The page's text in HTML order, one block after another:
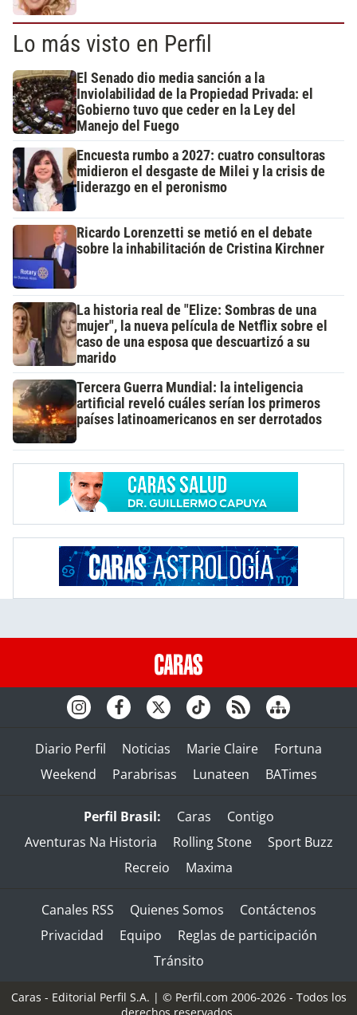
Lo más visto en Perfil
El Senado dio media sanción a la
Inviolabilidad de la Propiedad Privada: el
Gobierno tuvo que ceder en la Ley del
Manejo del Fuego
Encuesta rumbo a 2027: cuatro consultoras
midieron el desgaste de Milei y la crisis de
liderazgo en el peronismo
Ricardo Lorenzetti se metió en el debate
sobre la inhabilitación de Cristina Kirchner
La historia real de "Elize: Sombras de una
mujer", la nueva película de Netflix sobre el
caso de una esposa que descuartizó a su
marido
Tercera Guerra Mundial: la inteligencia
artificial reveló cuáles serían los primeros
países latinoamericanos en ser derrotados
Diario Perfil Noticias Marie Claire
Fortuna
Weekend
Parabrisas Lunateen BATimes
Perfil Brasil: Caras
Contigo
Aventuras Na Historia
Rolling Stone
Sport Buzz
Recreio
Maxima
Canales RSS Quienes Somos
Contáctenos
Privacidad
Equipo
Reglas de participación
Tránsito
Caras - Editorial Perfil S.A. | © Perfil.com 2006-2026 - Todos los